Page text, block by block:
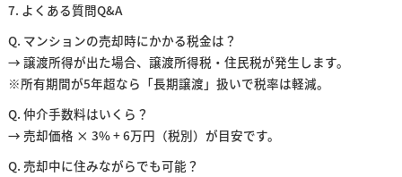
7. よくある質問Q&A
Q. マンションの売却時にかかる税金は？
→ 譲渡所得が出た場合、譲渡所得税・住民税が発生します。
※所有期間が5年超なら「長期譲渡」扱いで税率は軽減。
Q. 仲介手数料はいくら？
→ 売却価格 × 3% + 6万円（税別）が目安です。
Q. 売却中に住みながらでも可能？